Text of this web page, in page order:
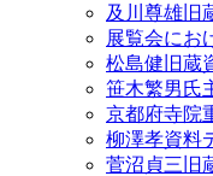
及川尊雄旧
展覧会にお
松島健旧蔵
笹木繁男氏
京都府寺院
柳澤孝資料
菅沼貞三旧